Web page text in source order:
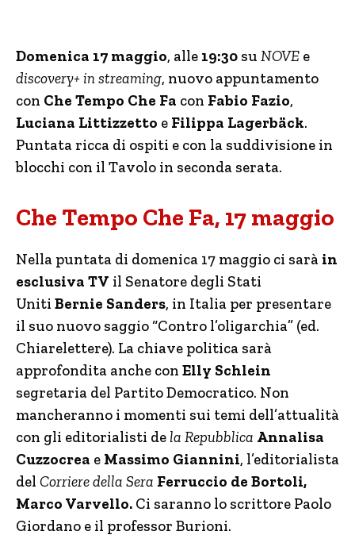
Domenica 17 maggio, alle 19:30 su NOVE e
discovery+ in streaming, nuovo appuntamento
con Che Tempo Che Fa con Fabio Fazio,
Luciana Littizzetto e Filippa Lagerbäck.
Puntata ricca di ospiti e con la suddivisione in
blocchi con il Tavolo in seconda serata.
Che Tempo Che Fa, 17 maggio
Nella puntata di domenica 17 maggio ci sarà in
esclusiva TV il Senatore degli Stati
Uniti Bernie Sanders, in Italia per presentare
il suo nuovo saggio “Contro l’oligarchia” (ed.
Chiarelettere). La chiave politica sarà
approfondita anche con Elly Schlein
segretaria del Partito Democratico. Non
mancheranno i momenti sui temi dell’attualità
con gli editorialisti de la Repubblica Annalisa
Cuzzocrea e Massimo Giannini, l’editorialista
del Corriere della Sera Ferruccio de Bortoli,
Marco Varvello. Ci saranno lo scrittore Paolo
Giordano e il professor Burioni.